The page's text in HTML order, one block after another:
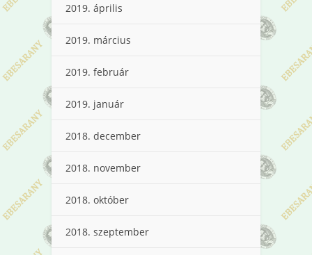
2019. április
2019. március
2019. február
2019. január
2018. december
2018. november
2018. október
2018. szeptember